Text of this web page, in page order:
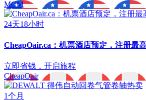
MCM
24天18小时
CheapOair.ca：机票酒店预定，注册最
立即省钱，开启旅程
CheapOair
1个月